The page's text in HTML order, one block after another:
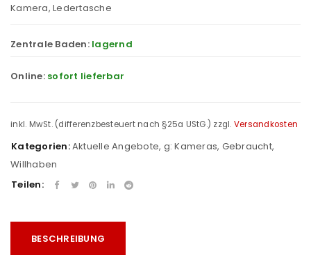
Kamera, Ledertasche
Zentrale Baden: lagernd
Online: sofort lieferbar
inkl. MwSt. (differenzbesteuert nach §25a UStG.) zzgl. Versandkosten
Kategorien:Aktuelle Angebote, g: Kameras, Gebraucht,
Willhaben
Teilen:
BESCHREIBUNG